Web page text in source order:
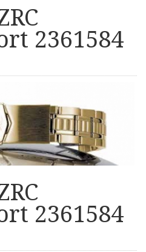
2361584
2361584